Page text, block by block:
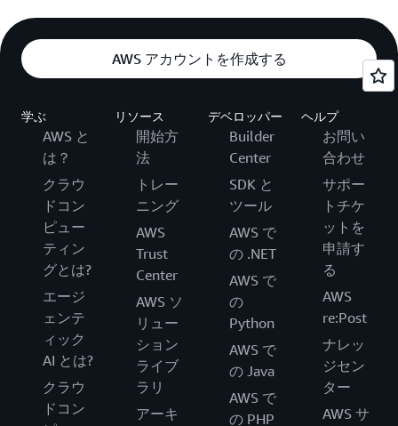
AWS アカウントを作成する
学ぶ
AWS と
は？
クラウ
ドコン
ピュー
ティン
グとは?
エージ
ェンテ
ィック
AI とは?
クラウ
ドコン
リソース
開始方
法
トレー
ニング
AWS
Trust
Center
AWS ソ
リュー
ション
ライブ
ラリ
アーキ
デベロッパー
Builder
Center
SDK と
ツール
AWS で
の .NET
AWS で
の
Python
AWS で
の Java
AWS で
の PHP
ヘルプ
お問い
合わせ
サポー
トチケ
ットを
申請す
る
AWS
re:Post
ナレッ
ジセン
ター
AWS サ